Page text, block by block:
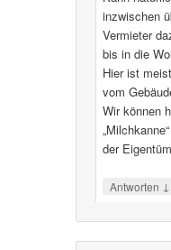
inzwischen
Vermieter
bis in die
Hier ist
vom
Wir können
der
Antworten ↓